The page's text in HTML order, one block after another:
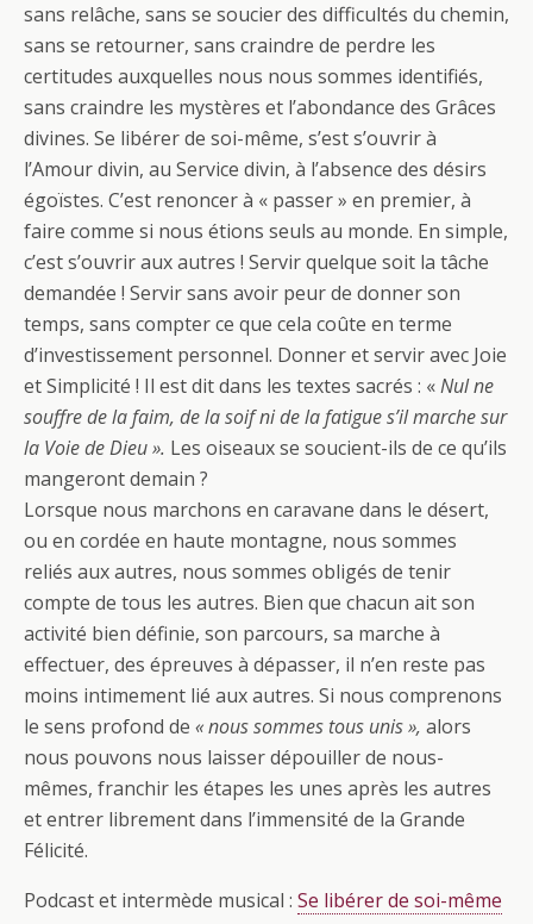
sans relâche, sans se soucier des difficultés du chemin,
sans se retourner, sans craindre de perdre les
certitudes auxquelles nous nous sommes identifiés,
sans craindre les mystères et l’abondance des Grâces
divines. Se libérer de soi-même, s’est s’ouvrir à
l’Amour divin, au Service divin, à l’absence des désirs
égoïstes. C’est renoncer à « passer » en premier, à
faire comme si nous étions seuls au monde. En simple,
c’est s’ouvrir aux autres ! Servir quelque soit la tâche
demandée ! Servir sans avoir peur de donner son
temps, sans compter ce que cela coûte en terme
d’investissement personnel. Donner et servir avec Joie
et Simplicité ! Il est dit dans les textes sacrés : «Nul ne
souffre de la faim, de la soif ni de la fatigue s’il marche sur
la Voie de Dieu ». Les oiseaux se soucient-ils de ce qu’ils
mangeront demain ?
Lorsque nous marchons en caravane dans le désert,
ou en cordée en haute montagne, nous sommes
reliés aux autres, nous sommes obligés de tenir
compte de tous les autres. Bien que chacun ait son
activité bien définie, son parcours, sa marche à
effectuer, des épreuves à dépasser, il n’en reste pas
moins intimement lié aux autres. Si nous comprenons
le sens profond de « nous sommes tous unis », alors
nous pouvons nous laisser dépouiller de nous-
mêmes, franchir les étapes les unes après les autres
et entrer librement dans l’immensité de la Grande
Félicité.
Podcast et intermède musical : Se libérer de soi-même